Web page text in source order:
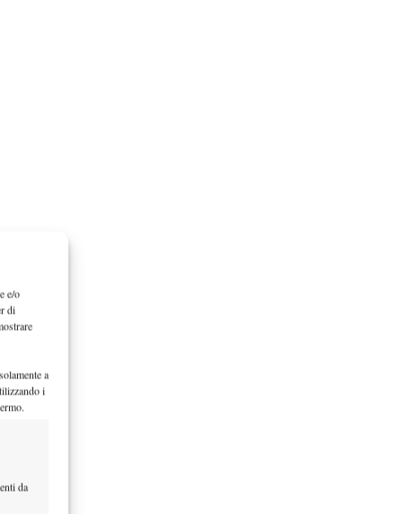
e/o
di
a
i
da